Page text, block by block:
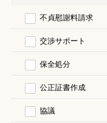
不貞慰謝料請求
交渉サポート
保全処分
公正証書作成
協議